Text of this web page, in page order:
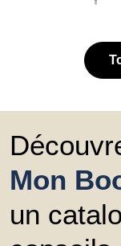
Mon
un